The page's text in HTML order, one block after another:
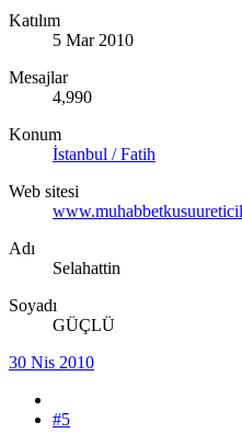
Katılım
5 Mar 2010
Mesajlar
4,990
Konum
İstanbul / Fatih
Web sitesi
Adı
Selahattin
Soyadı
GÜÇLÜ
30 Nis 2010
#5